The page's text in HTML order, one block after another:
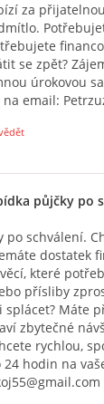
za
se zpět?
úrokovou
email:
půjčky po
po schválení.
dostatek
které
přísliby
Máte
zbytečné
rychlou,
hodin na